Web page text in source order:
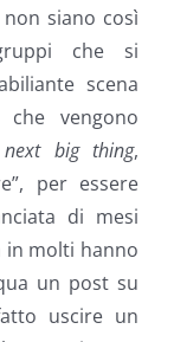
siano così
che si
scena
vengono
big thing,
per essere
di mesi
in molti hanno
un post su
uscire un